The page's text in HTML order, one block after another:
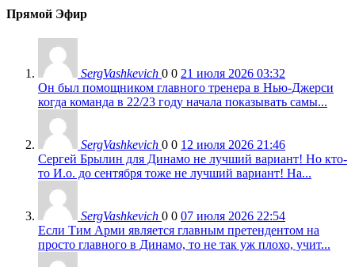
Прямой Эфир
SergVashkevich 0 0 21 июля 2026 03:32
Он был помощником главного тренера в Нью-Джерси
когда команда в 22/23 году начала показывать самы...
SergVashkevich 0 0 12 июля 2026 21:46
Сергей Брылин для Динамо не лучший вариант! Но кто-
то И.о. до сентября тоже не лучший вариант! На...
SergVashkevich 0 0 07 июля 2026 22:54
Если Тим Арми является главным претендентом на
просто главного в Динамо, то не так уж плохо, учит...